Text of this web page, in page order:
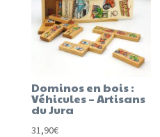
Dominos en bois :
Véhicules – Artisans
du Jura
31,90€